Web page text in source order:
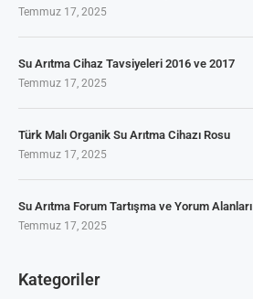
Temmuz 17, 2025
Su Arıtma Cihaz Tavsiyeleri 2016 ve 2017
Temmuz 17, 2025
Türk Malı Organik Su Arıtma Cihazı Rosu
Temmuz 17, 2025
Su Arıtma Forum Tartışma ve Yorum Alanları
Temmuz 17, 2025
Kategoriler